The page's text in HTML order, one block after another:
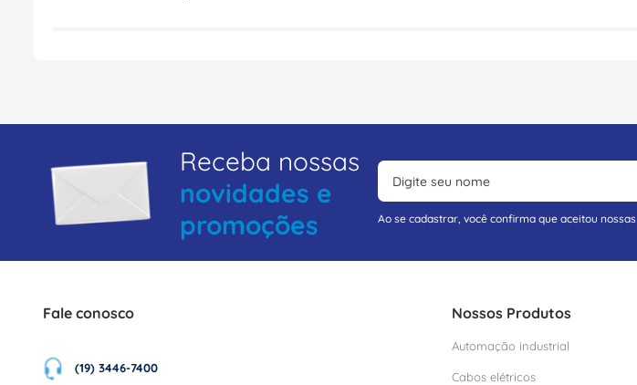
Receba nossas
novidades e
promoções
Ao se cadastrar, você confirma que aceitou nossas
Fale conosco
(19) 3446-7400
Nossos Produtos
Automação industrial
Cabos elétricos